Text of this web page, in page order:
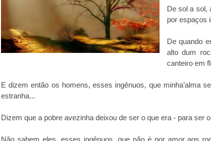
De sol a sol,
por espaços
De quando
alto dum
canteiro em
E dizem então os homens, esses ingênuos, que minha’alma
estranha...
Dizem que a pobre avezinha deixou de ser o que era - para ser